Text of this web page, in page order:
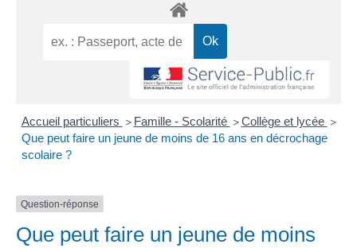
Accueil particuliers > Famille - Scolarité > Collège et lycée >
Que peut faire un jeune de moins de 16 ans en décrochage
scolaire ?
Question-réponse
Que peut faire un jeune de moins